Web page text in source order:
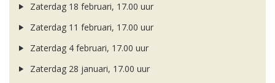
Zaterdag 18 februari, 17.00 uur
Zaterdag 11 februari, 17.00 uur
Zaterdag 4 februari, 17.00 uur
Zaterdag 28 januari, 17.00 uur